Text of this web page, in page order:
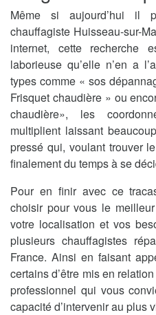
Même si aujourd’hui il
chauffagiste Huisseau-sur-
internet, cette
laborieuse qu’elle n’en a
types comme « sos
Frisquet chaudière » ou
chaudière», les
multiplient laissant
pressé qui, voulant trouver
finalement du temps à se
Pour en finir avec ce
choisir pour vous le
votre localisation et vos
plusieurs chauffagistes
France. Ainsi en faisant
certains d’être mis en
professionnel qui vous
capacité d’intervenir au plus